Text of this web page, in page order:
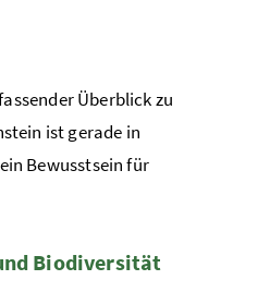
Überblick zu
ist gerade in
Bewusstsein für
Biodiversität